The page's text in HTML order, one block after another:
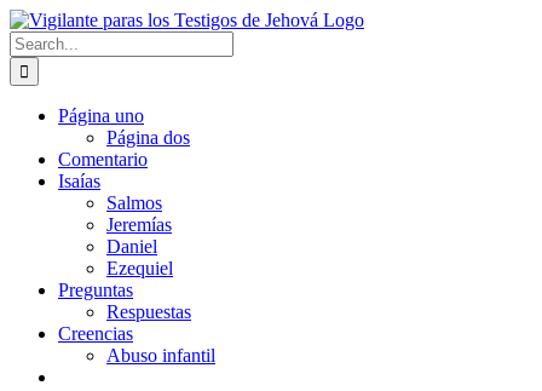
Skip
to
content
Search
for:
Página uno
Página dos
Comentario
Isaías
Salmos
Jeremías
Daniel
Ezequiel
Preguntas
Respuestas
Creencias
Abuso infantil